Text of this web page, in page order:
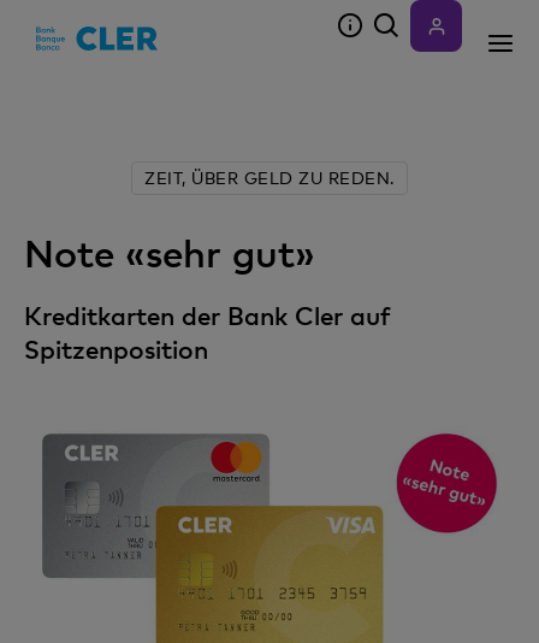
ZEIT, ÜBER GELD ZU REDEN.
Note «sehr gut»
Kreditkarten der Bank Cler auf
Spitzenposition